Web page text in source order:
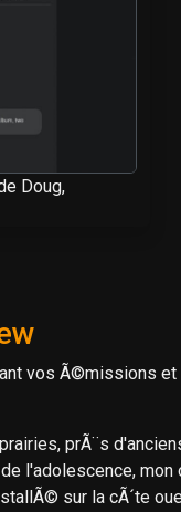
Doug,
vos Ã©missions
prÃ¨s
l'adolescence,
sur la cÃ´te